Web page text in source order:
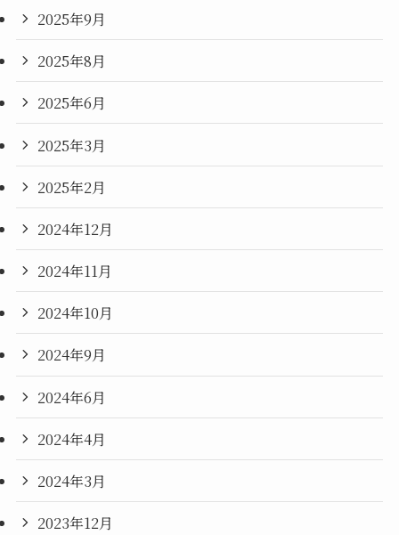
2025年9月
2025年8月
2025年6月
2025年3月
2025年2月
2024年12月
2024年11月
2024年10月
2024年9月
2024年6月
2024年4月
2024年3月
2023年12月